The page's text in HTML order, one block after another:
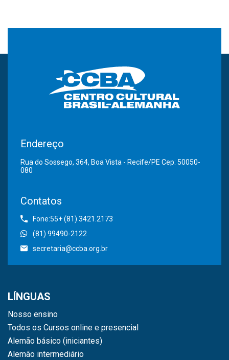
Endereço
Rua do Sossego, 364, Boa Vista - Recife/PE Cep: 50050-
080
Contatos
Fone:55+ (81) 3421.2173
(81) 99490-2122
secretaria@ccba.org.br
LÍNGUAS
Nosso ensino
Todos os Cursos online e presencial
Alemão básico (iniciantes)
Alemão intermediário